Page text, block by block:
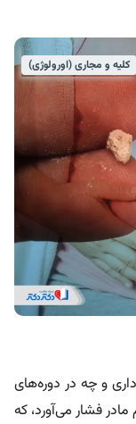
کلیه و مجاری (اورولوژی)
و چه در دوره‌های
فشار می‌آورد، که